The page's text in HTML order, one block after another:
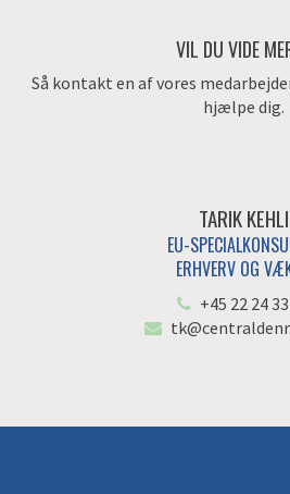
VIL DU VIDE
Så kontakt en af vores
hjælpe dig.
TARIK KEHLI
EU-
ERHVERV OG
+45 22 24